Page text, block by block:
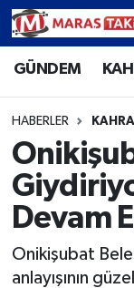
GÜNDEM
HABERLER
Devam
Onikişubat
anlayışının
Süper Lig